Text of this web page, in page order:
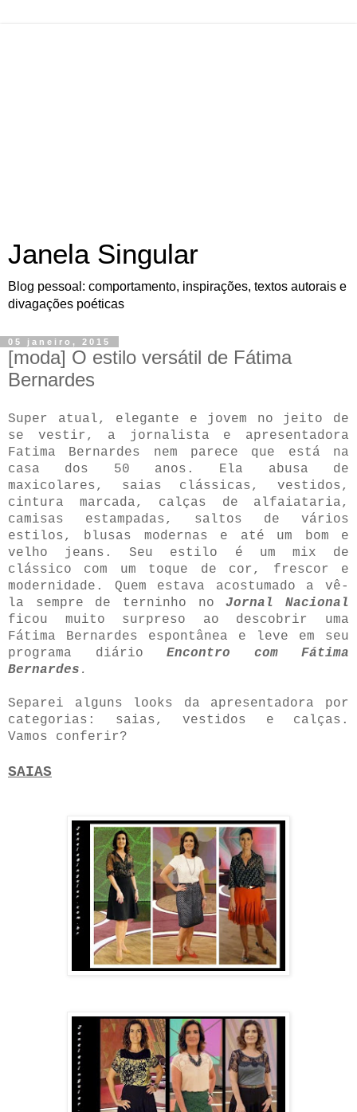
Janela Singular
Blog pessoal: comportamento, inspirações, textos autorais e
divagações poéticas
05 janeiro, 2015
[moda] O estilo versátil de Fátima
Bernardes
Super atual, elegante e jovem no jeito de
se vestir, a jornalista e apresentadora
Fatima Bernardes nem parece que está na
casa dos 50 anos. Ela abusa de
maxicolares, saias clássicas, vestidos,
cintura marcada, calças de alfaiataria,
camisas estampadas, saltos de vários
estilos, blusas modernas e até um bom e
velho jeans. Seu estilo é um mix de
clássico com um toque de cor, frescor e
modernidade. Quem estava acostumado a vê-
la sempre de terninho noJornal Nacional
ficou muito surpreso ao descobrir uma
Fátima Bernardes espontânea e leve em seu
programa diário Encontro com Fátima
Bernardes .
Separei alguns looks da apresentadora por
categorias: saias, vestidos e calças.
Vamos conferir?
SAIAS